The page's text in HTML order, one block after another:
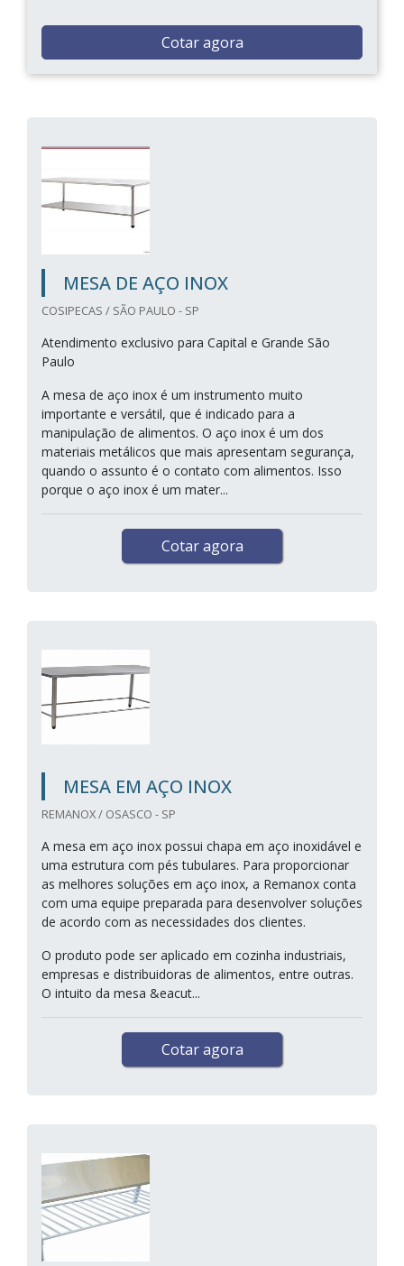
Cotar agora
MESA DE AÇO INOX
COSIPECAS / SÃO PAULO - SP
Atendimento exclusivo para Capital e Grande São
Paulo
A mesa de aço inox é um instrumento muito
importante e versátil, que é indicado para a
manipulação de alimentos. O aço inox é um dos
materiais metálicos que mais apresentam segurança,
quando o assunto é o contato com alimentos. Isso
porque o aço inox é um mater...
Cotar agora
MESA EM AÇO INOX
REMANOX / OSASCO - SP
A mesa em aço inox possui chapa em aço inoxidável e
uma estrutura com pés tubulares. Para proporcionar
as melhores soluções em aço inox, a Remanox conta
com uma equipe preparada para desenvolver soluções
de acordo com as necessidades dos clientes.
O produto pode ser aplicado em cozinha industriais,
empresas e distribuidoras de alimentos, entre outras.
O intuito da mesa &eacut...
Cotar agora